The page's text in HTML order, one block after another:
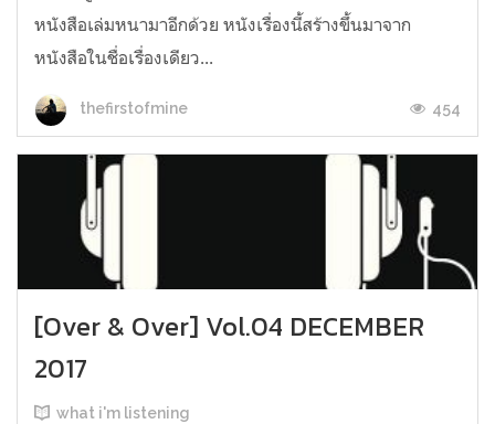
หนังสือเล่มหนามาอีกด้วย หนังเรื่องนี้สร้างขึ้นมาจาก
หนังสือในชื่อเรื่องเดียว...
thefirstofmine 454
[Over & Over] Vol.04 DECEMBER
2017
what i'm listening